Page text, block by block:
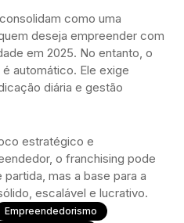
como uma
deseja empreender com
em 2025. No entanto, o
automático. Ele exige
diária e gestão
estratégico e
o franchising pode
mas a base para a
escalável e lucrativo.
Empreendedorismo